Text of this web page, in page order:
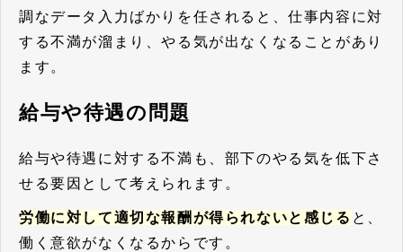
調なデータ入力ばかりを任されると、仕事内容に対
する不満が溜まり、やる気が出なくなることがあり
ます。
給与や待遇の問題
給与や待遇に対する不満も、部下のやる気を低下さ
せる要因として考えられます。
労働に対して適切な報酬が得られないと感じる と、
働く意欲がなくなるからです。